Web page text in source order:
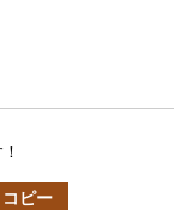
コピー